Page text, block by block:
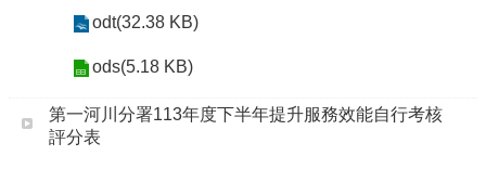
odt(32.38 KB)
ods(5.18 KB)
第一河川分署113年度下半年提升服務效能自行考核
評分表